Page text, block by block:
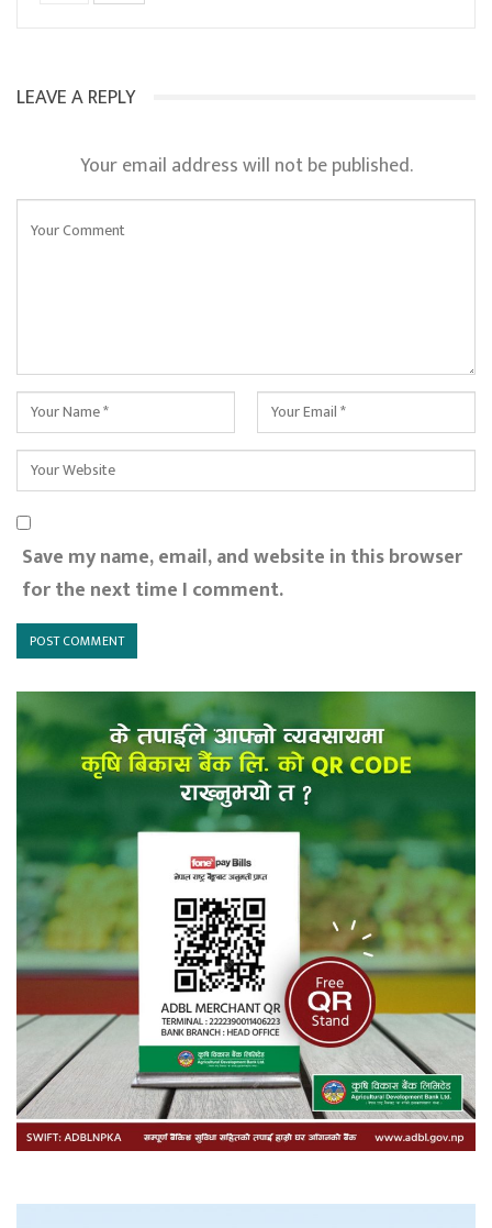
LEAVE A REPLY
Your email address will not be published.
Save my name, email, and website in this browser
for the next time I comment.